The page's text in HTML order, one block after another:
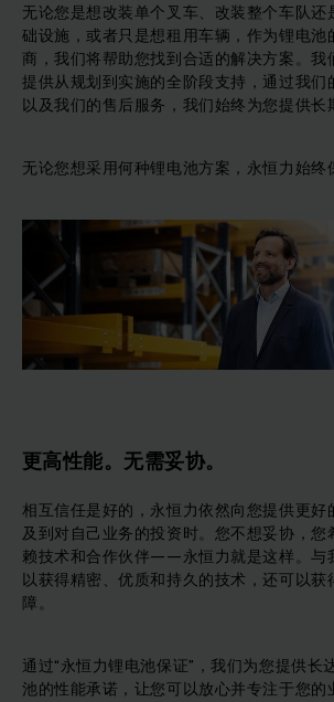
无论您是想改装单个叉车、改装整个车队还
础设施，或者只是想租用车辆，作为锂电池
商，我们将帮助您找到合适的解决方案。我
提供从规划到实施的全阶段支持，通过我们
以及我们的售后服务，我们始终为您提供长
无论您想采用何种锂电池方案，永恒力始终
更高性能。无需妥协。
相互信任是好的，永恒力依然向您提供更好
及到对自己业务的投资时。您不想妥协，您
赖技术和合作伙伴——永恒力就是这样。与
以获得精密、优质和持久的技术，还可以获
障。
通过“永恒力锂电池保证”，我们为您提供长
池的性能承诺，让您可以放心并专注于您的